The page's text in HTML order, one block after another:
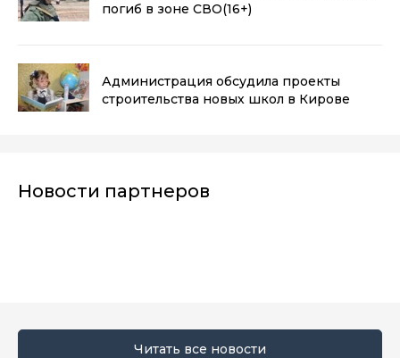
погиб в зоне СВО(16+)
Администрация обсудила проекты
строительства новых школ в Кирове
Новости партнеров
Читать все новости